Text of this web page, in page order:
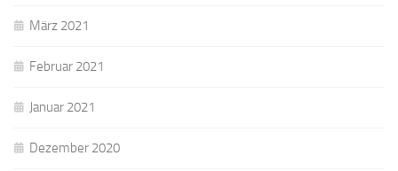
März 2021
Februar 2021
Januar 2021
Dezember 2020